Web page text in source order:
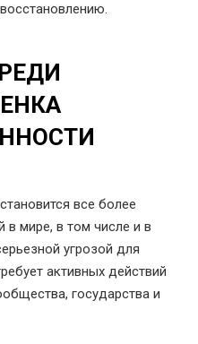
все более
в мире, в том числе и в
угрозой для
активных действий
государства и